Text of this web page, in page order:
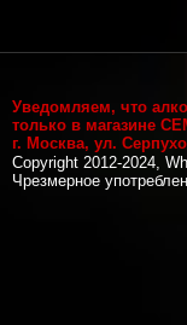
Уведомляем, что
только в магазине
г. Москва, ул.
Copyright 2012-2024,
Чрезмерное